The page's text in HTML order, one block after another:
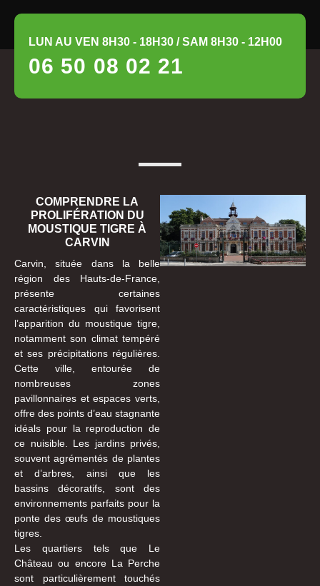
LUN AU VEN 8H30 - 18H30 / SAM 8H30 - 12H00
06 50 08 02 21
COMPRENDRE LA
PROLIFÉRATION DU
MOUSTIQUE TIGRE À
CARVIN
Carvin, située dans la belle
région des Hauts-de-France,
présente certaines
caractéristiques qui favorisent
l’apparition du moustique tigre,
notamment son climat tempéré
et ses précipitations régulières.
Cette ville, entourée de
nombreuses zones
pavillonnaires et espaces verts,
offre des points d’eau stagnante
idéals pour la reproduction de
ce nuisible. Les jardins privés,
souvent agrémentés de plantes
et d’arbres, ainsi que les
bassins décoratifs, sont des
environnements parfaits pour la
ponte des œufs de moustiques
tigres.
Les quartiers tels que Le
Château ou encore La Perche
sont particulièrement touchés